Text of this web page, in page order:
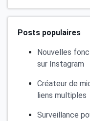
Posts populaires
Nouvelles
sur Instagram
Créateur de
liens multiples
Surveillance